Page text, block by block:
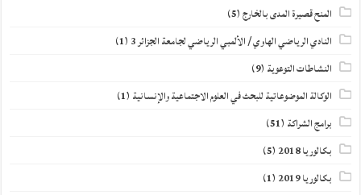
المنح قصيرة المدى بالخارج(5)
النادي الرياضي الهاوي / الألمبي الرياضي لجامعة الجزائر 3 (1)
النشاطات التوعوية (9)
الوكالة الموضوعاتية للبحث في العلوم الاجتماعية والإنسانية (1)
برامج الشراكة (51)
بكالوريا 2018
(5)
بكالوريا 2019
(1)